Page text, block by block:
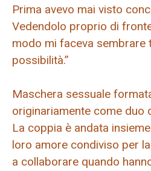
Prima avevo mai visto
Vedendolo proprio di
modo mi faceva sembrare
possibilità.”
Maschera sessuale
originariamente come duo
La coppia è andata
loro amore condiviso per
a collaborare quando